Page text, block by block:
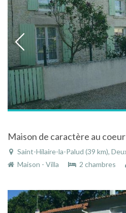
Saint-Hilaire-la-Palud (39 km), Deux-Sèvres,
Maison - Villa
2 chambres